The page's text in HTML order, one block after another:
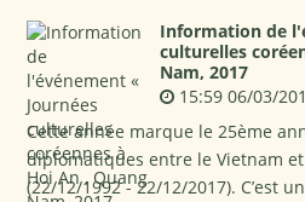
Information de
culturelles
Nam, 2017
15:59 06/03/
Cette année marque le 25ème
diplomatiques entre le Vietnam
(22/12/1992 - 22/12/2017). C’est